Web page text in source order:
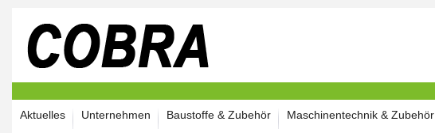
Aktuelles Unternehmen Baustoffe & Zubehör Maschinentechnik & Zubehör